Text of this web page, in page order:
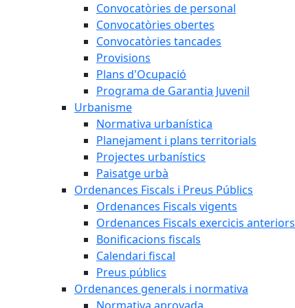
Convocatòries de personal
Convocatòries obertes
Convocatòries tancades
Provisions
Plans d'Ocupació
Programa de Garantia Juvenil
Urbanisme
Normativa urbanística
Planejament i plans territorials
Projectes urbanístics
Paisatge urbà
Ordenances Fiscals i Preus Públics
Ordenances Fiscals vigents
Ordenances Fiscals exercicis anteriors
Bonificacions fiscals
Calendari fiscal
Preus públics
Ordenances generals i normativa